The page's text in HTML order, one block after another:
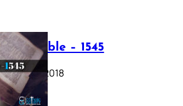
Bible – 1545
17, 2018